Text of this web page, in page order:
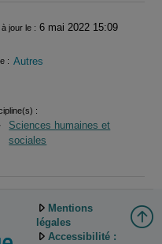
à jour le : 6 mai 2022 15:09
: Autres
:
Sciences humaines et
sociales
Mentions
légales
Accessibilité :